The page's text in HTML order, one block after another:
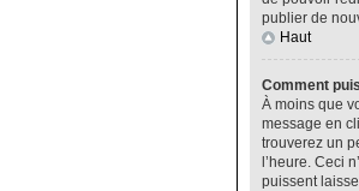
publier de
Haut
Comment
À moins que
message en
trouverez un
l’heure. Ceci
puissent